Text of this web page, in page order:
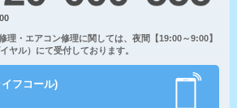
・エアコン修理に関しては、夜間【19:00～9:00】
ヤル）にて受付しております。
フコール)